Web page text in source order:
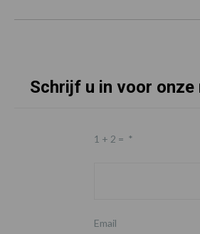
Schrijf u in voor
1 + 2 = *
Email